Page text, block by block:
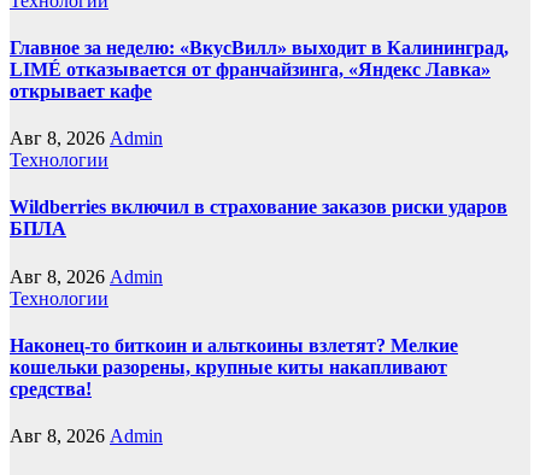
Главное за неделю: «ВкусВилл» выходит в Калининград,
LIMÉ отказывается от франчайзинга, «Яндекс Лавка»
открывает кафе
Авг 8, 2026 Admin
Технологии
Wildberries включил в страхование заказов риски ударов
БПЛА
Авг 8, 2026 Admin
Технологии
Наконец-то биткоин и альткоины взлетят? Мелкие
кошельки разорены, крупные киты накапливают
средства!
Авг 8, 2026 Admin